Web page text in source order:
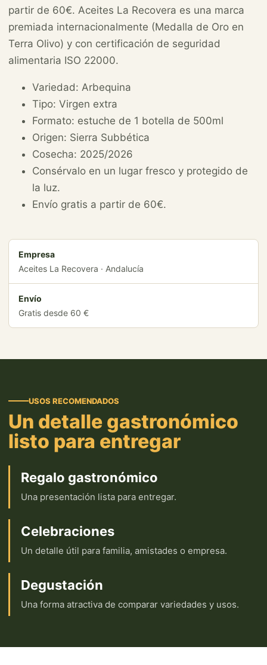
partir de 60€. Aceites La Recovera es una marca
premiada internacionalmente (Medalla de Oro en
Terra Olivo) y con certificación de seguridad
alimentaria ISO 22000.
Variedad: Arbequina
Tipo: Virgen extra
Formato: estuche de 1 botella de 500ml
Origen: Sierra Subbética
Cosecha: 2025/2026
Consérvalo en un lugar fresco y protegido de
la luz.
Envío gratis a partir de 60€.
Empresa
Aceites La Recovera · Andalucía
Envío
Gratis desde 60 €
USOS RECOMENDADOS
Un detalle gastronómico
listo para entregar
Regalo gastronómico
Una presentación lista para entregar.
Celebraciones
Un detalle útil para familia, amistades o empresa.
Degustación
Una forma atractiva de comparar variedades y usos.